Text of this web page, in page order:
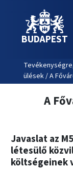
BUDAPEST
ülések / A
A
Javaslat az
létesülő
költségeinek